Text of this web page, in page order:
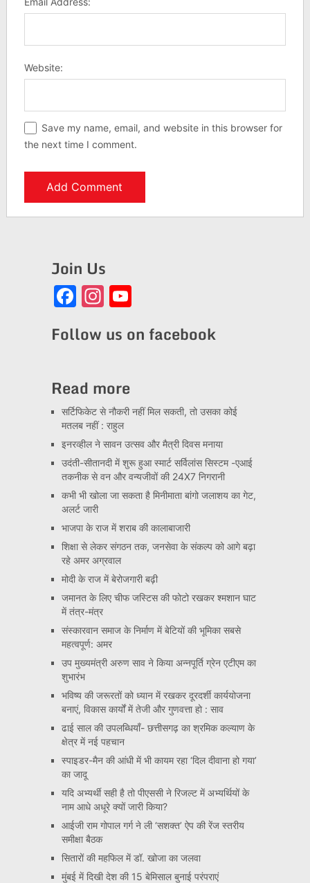
Website:
Save my name, email, and website in this browser for
the next time I comment.
Join Us
Facebook
Instagram
YouTube
Follow us on facebook
Read more
सर्टिफिकेट से नौकरी नहीं मिल सकती, तो उसका कोई
मतलब नहीं : राहुल
इनरव्हील ने सावन उत्सव और मैत्री दिवस मनाया
उदंती-सीतानदी में शुरू हुआ स्मार्ट सर्विलांस सिस्टम -एआई
तकनीक से वन और वन्यजीवों की 24X7 निगरानी
कभी भी खोला जा सकता है मिनीमाता बांगो जलाशय का गेट,
अलर्ट जारी
भाजपा के राज में शराब की कालाबाजारी
शिक्षा से लेकर संगठन तक, जनसेवा के संकल्प को आगे बढ़ा
रहे अमर अग्रवाल
मोदी के राज में बेरोजगारी बढ़ी
जमानत के लिए चीफ जस्टिस की फोटो रखकर श्मशान घाट
में तंत्र-मंत्र
संस्कारवान समाज के निर्माण में बेटियों की भूमिका सबसे
महत्वपूर्ण: अमर
उप मुख्यमंत्री अरुण साव ने किया अन्नपूर्ति ग्रेन एटीएम का
शुभारंभ
भविष्य की जरूरतों को ध्यान में रखकर दूरदर्शी कार्ययोजना
बनाएं, विकास कार्यों में तेजी और गुणवत्ता हो : साव
ढाई साल की उपलब्धियाँ- छत्तीसगढ़ का श्रमिक कल्याण के
क्षेत्र में नई पहचान
स्पाइडर-मैन की आंधी में भी कायम रहा ‘दिल दीवाना हो गया’
का जादू
यदि अभ्यर्थी सही है तो पीएससी ने रिजल्ट में अभ्यर्थियों के
नाम आधे अधूरे क्यों जारी किया?
आईजी राम गोपाल गर्ग ने ली ‘सशक्त’ ऐप की रेंज स्तरीय
समीक्षा बैठक
सितारों की महफिल में डॉ. खोजा का जलवा
मुंबई में दिखी देश की 15 बेमिसाल बुनाई परंपराएं